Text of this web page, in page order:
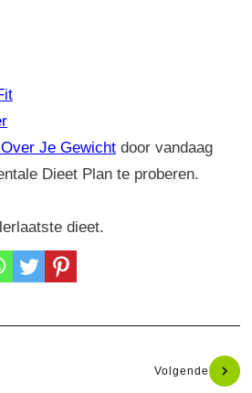
Je Gewicht door vandaag
Dieet Plan te proberen.
dieet.
Volgende